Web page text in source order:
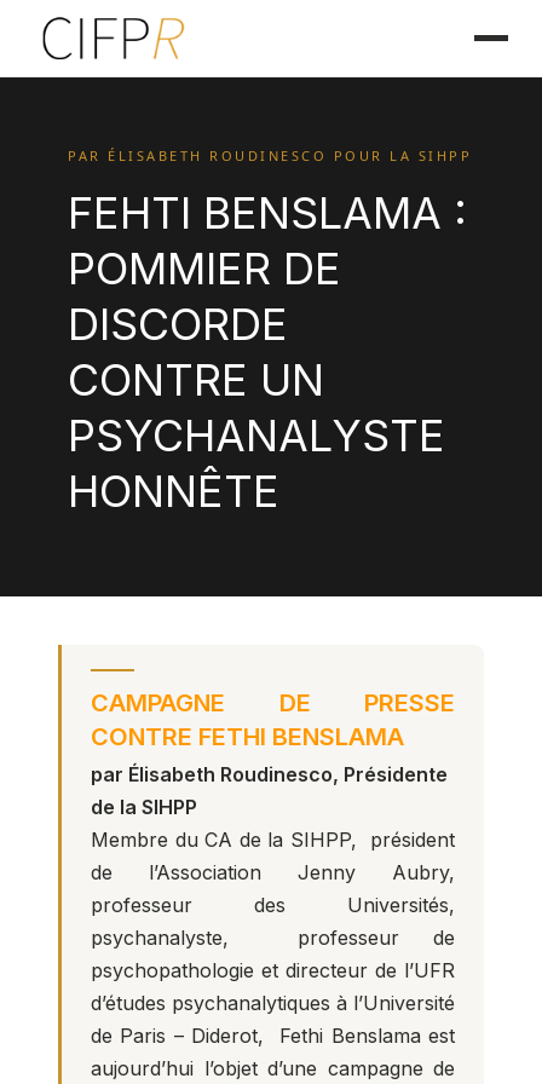
PAR ÉLISABETH ROUDINESCO POUR LA SIHPP
FEHTI BENSLAMA :
POMMIER DE
DISCORDE
CONTRE UN
PSYCHANALYSTE
HONNÊTE
CAMPAGNE DE PRESSE
CONTRE FETHI BENSLAMA
par Élisabeth Roudinesco, Présidente
de la SIHPP
Membre du CA de la SIHPP, président
de l’Association Jenny Aubry,
professeur des Universités,
psychanalyste, professeur de
psychopathologie et directeur de l’UFR
d’études psychanalytiques à l’Université
de Paris – Diderot, Fethi Benslama est
aujourd’hui l’objet d’une campagne de